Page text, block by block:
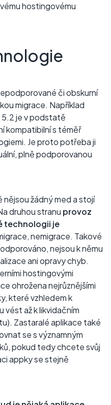
hostingovému
či obskurní
migrace. Například
5.2 je v podstatě
kompatibilní s téměř
Je proto potřeba ji
plně podporovanou
žádný med a stojí
druhou stranu provoz
technologii je
nemigrace. Takové
nejsou k němu
ani opravy chyb.
hostingovými
ohrožena nejrůznějšími
které vzhledem k
vést až k likvidačním
Zastaralé aplikace také
se s významným
pokud tedy chcete svůj
appky se stejně